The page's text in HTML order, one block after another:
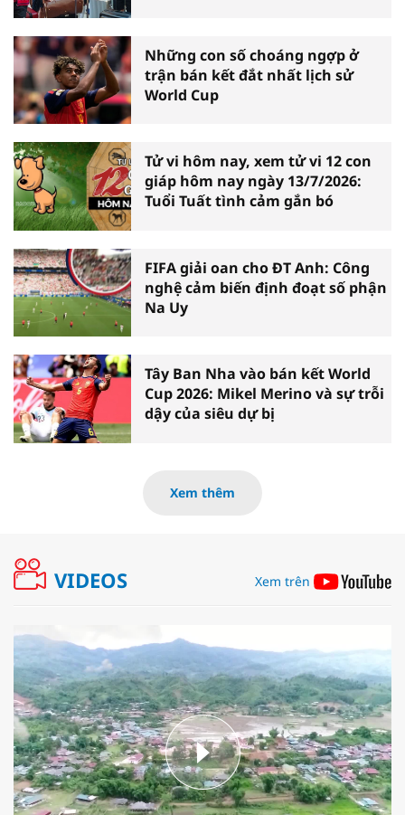
Những con số choáng ngợp ở
trận bán kết đắt nhất lịch sử
World Cup
Tử vi hôm nay, xem tử vi 12 con
giáp hôm nay ngày 13/7/2026:
Tuổi Tuất tình cảm gắn bó
FIFA giải oan cho ĐT Anh: Công
nghệ cảm biến định đoạt số phận
Na Uy
Tây Ban Nha vào bán kết World
Cup 2026: Mikel Merino và sự trỗi
dậy của siêu dự bị
Xem thêm
VIDEOS Xem trên